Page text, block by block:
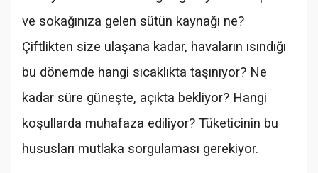
ve sokağınıza gelen sütün kaynağı ne?
Çiftlikten size ulaşana kadar, havaların ısındığı
bu dönemde hangi sıcaklıkta taşınıyor? Ne
kadar süre güneşte, açıkta bekliyor? Hangi
koşullarda muhafaza ediliyor? Tüketicinin bu
hususları mutlaka sorgulaması gerekiyor.